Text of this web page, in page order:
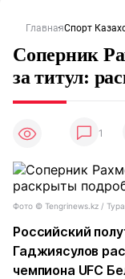
ГлавнаяСпорт
Соперник
за титул:
1
Фото ©️ Tengrinews.kz /
Российский
Гаджиясулов
чемпиона UFC